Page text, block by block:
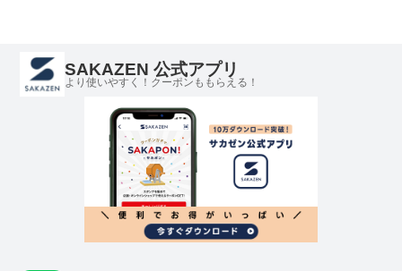
SAKAZEN 公式アプリ
より使いやすく！クーポンももらえる！